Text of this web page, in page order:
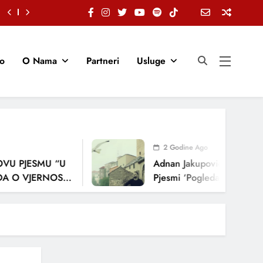
O Nama Partneri Usluge
“U
2 Godine Ago
Adnan Jakupović Donosi
Pjesmi ‘Pogledaj Me’